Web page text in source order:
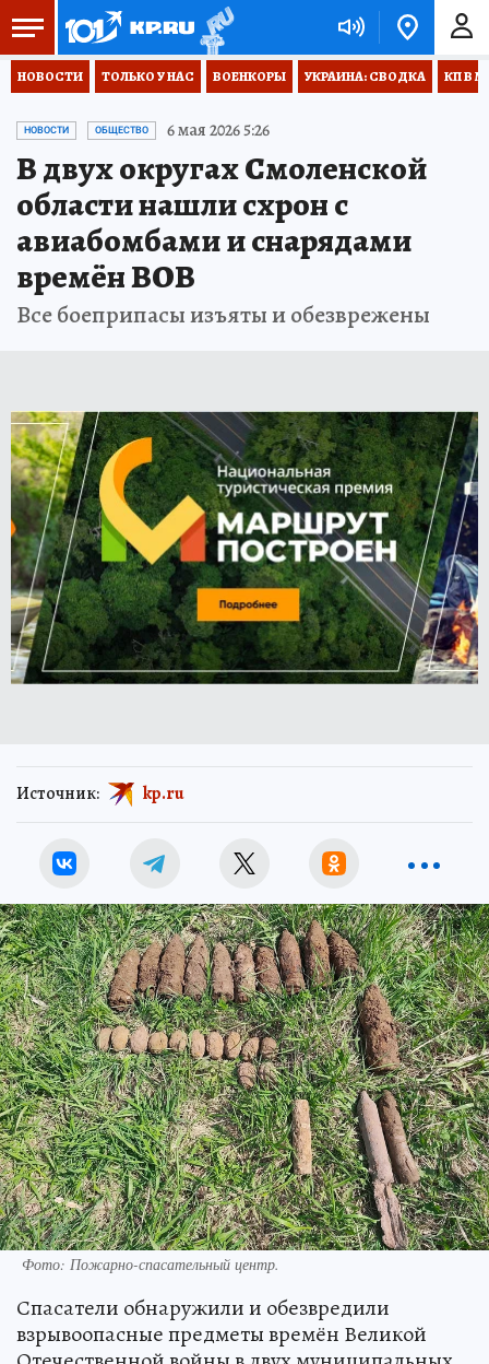
НОВОСТИ ТОЛЬКО У НАС ВОЕНКОРЫ УКРАИНА: СВОДКА КП В
НОВОСТИ ОБЩЕСТВО 6 мая 2026 5:26
В двух округах Смоленской
области нашли схрон с
авиабомбами и снарядами
времён ВОВ
Все боеприпасы изъяты и обезврежены
Источник: kp.ru
Фото: Пожарно-спасательный центр.
Спасатели обнаружили и обезвредили
взрывоопасные предметы времён Великой